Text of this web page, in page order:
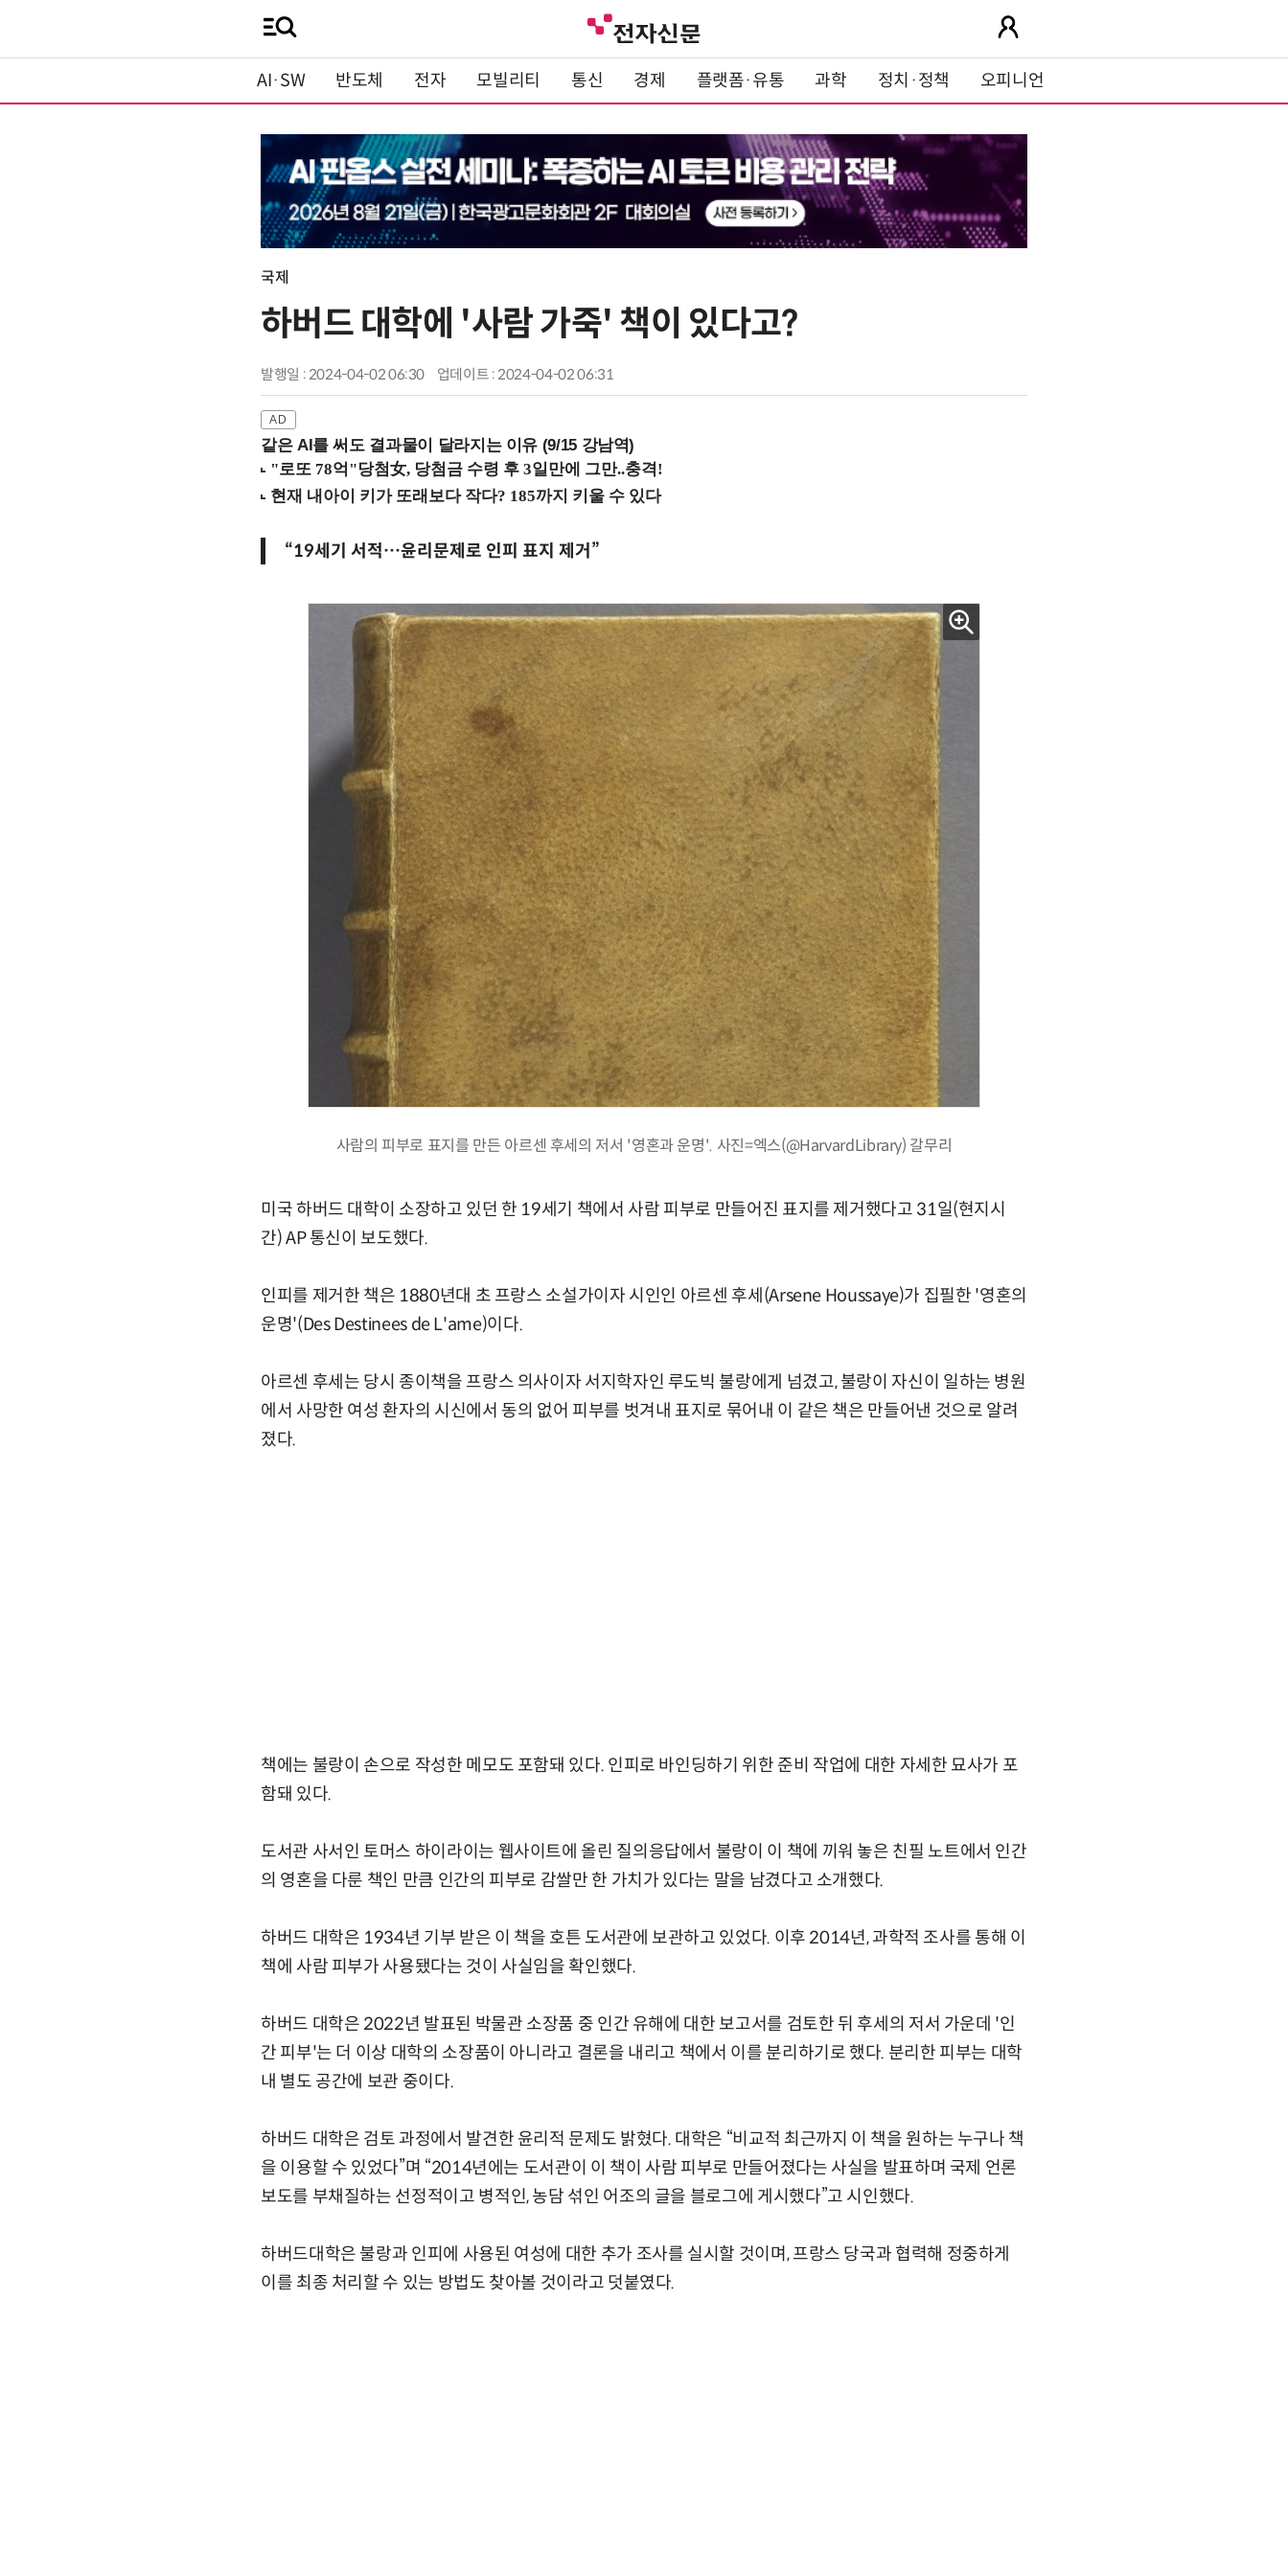
AI·SW 반도체 전자 모빌리티 통신 경제 플랫폼·유통 과학 정치·정책 오피니언
국제
하버드 대학에 '사람 가죽' 책이 있다고?
발행일 : 2024-04-02 06:30 업데이트 : 2024-04-02 06:31
같은 AI를 써도 결과물이 달라지는 이유 (9/15 강남역)
“19세기 서적…윤리문제로 인피 표지 제거”
사람의 피부로 표지를 만든 아르센 후세의 저서 '영혼과 운명'. 사진=엑스(@HarvardLibrary) 갈무리
미국 하버드 대학이 소장하고 있던 한 19세기 책에서 사람 피부로 만들어진 표지를 제거했다고 31일(현지시
간) AP 통신이 보도했다.
인피를 제거한 책은 1880년대 초 프랑스 소설가이자 시인인 아르센 후세(Arsene Houssaye)가 집필한 '영혼의
운명'(Des Destinees de L'ame)이다.
아르센 후세는 당시 종이책을 프랑스 의사이자 서지학자인 루도빅 불랑에게 넘겼고, 불랑이 자신이 일하는 병원
에서 사망한 여성 환자의 시신에서 동의 없어 피부를 벗겨내 표지로 묶어내 이 같은 책은 만들어낸 것으로 알려
졌다.
책에는 불랑이 손으로 작성한 메모도 포함돼 있다. 인피로 바인딩하기 위한 준비 작업에 대한 자세한 묘사가 포
함돼 있다.
도서관 사서인 토머스 하이라이는 웹사이트에 올린 질의응답에서 불랑이 이 책에 끼워 놓은 친필 노트에서 인간
의 영혼을 다룬 책인 만큼 인간의 피부로 감쌀만 한 가치가 있다는 말을 남겼다고 소개했다.
하버드 대학은 1934년 기부 받은 이 책을 호튼 도서관에 보관하고 있었다. 이후 2014년, 과학적 조사를 통해 이
책에 사람 피부가 사용됐다는 것이 사실임을 확인했다.
하버드 대학은 2022년 발표된 박물관 소장품 중 인간 유해에 대한 보고서를 검토한 뒤 후세의 저서 가운데 '인
간 피부'는 더 이상 대학의 소장품이 아니라고 결론을 내리고 책에서 이를 분리하기로 했다. 분리한 피부는 대학
내 별도 공간에 보관 중이다.
하버드 대학은 검토 과정에서 발견한 윤리적 문제도 밝혔다. 대학은 “비교적 최근까지 이 책을 원하는 누구나 책
을 이용할 수 있었다”며 “2014년에는 도서관이 이 책이 사람 피부로 만들어졌다는 사실을 발표하며 국제 언론
보도를 부채질하는 선정적이고 병적인, 농담 섞인 어조의 글을 블로그에 게시했다”고 시인했다.
하버드대학은 불랑과 인피에 사용된 여성에 대한 추가 조사를 실시할 것이며, 프랑스 당국과 협력해 정중하게
이를 최종 처리할 수 있는 방법도 찾아볼 것이라고 덧붙였다.